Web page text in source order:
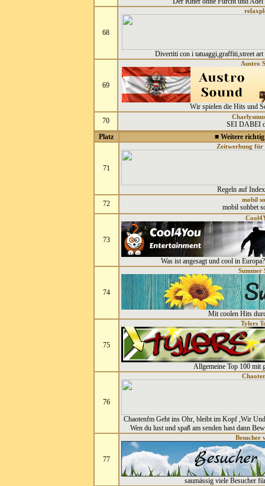
68
Divertiti con i tatuaggi,graffiti,street
69
Austro
Wir spielen die Hits und
70
SEI DABEI
Platz
■ Weitere
71
Zeitwerbung für
Regeln auf
72
mobil
mobil sohbet
73
Was ist angesagt und cool in
74
Summer
Mit coolen Hits
75
Tylers
Allgemeine Top 100 mit
76
Chaotenfm Geht ins Ohr, bleibt im Kopf ,Wir
Wen du lust und spaß am senden hast dann
77
Besucher
saumässig viele Besucher